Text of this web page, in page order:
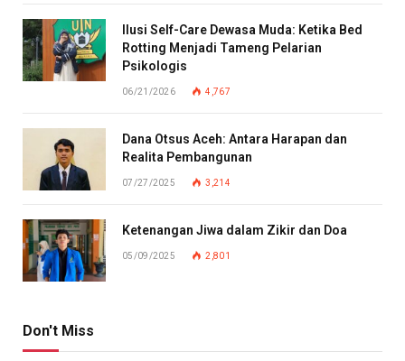
Ilusi Self-Care Dewasa Muda: Ketika Bed
Rotting Menjadi Tameng Pelarian
Psikologis
06/21/2026 4,767
Dana Otsus Aceh: Antara Harapan dan
Realita Pembangunan
07/27/2025 3,214
Ketenangan Jiwa dalam Zikir dan Doa
05/09/2025 2,801
Don't Miss